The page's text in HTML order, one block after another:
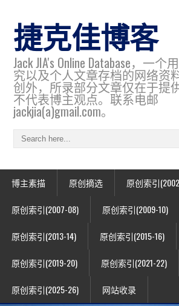
捷克佳博客
Jack JIA's Online Database，一
究以及个人文章存档的网络资
创外，所录部分文章仅在于提
不代表博主观点。联系电邮
jackjia(a)gmail.com。
博主素描 原创摘选 原创索引
原创索引(2007-08) 原创索引(2009-10)
原创索引(2013-14) 原创索引(2015-16)
原创索引(2019-20) 原创索引(2021-22)
原创索引(2025-26) 网站收录